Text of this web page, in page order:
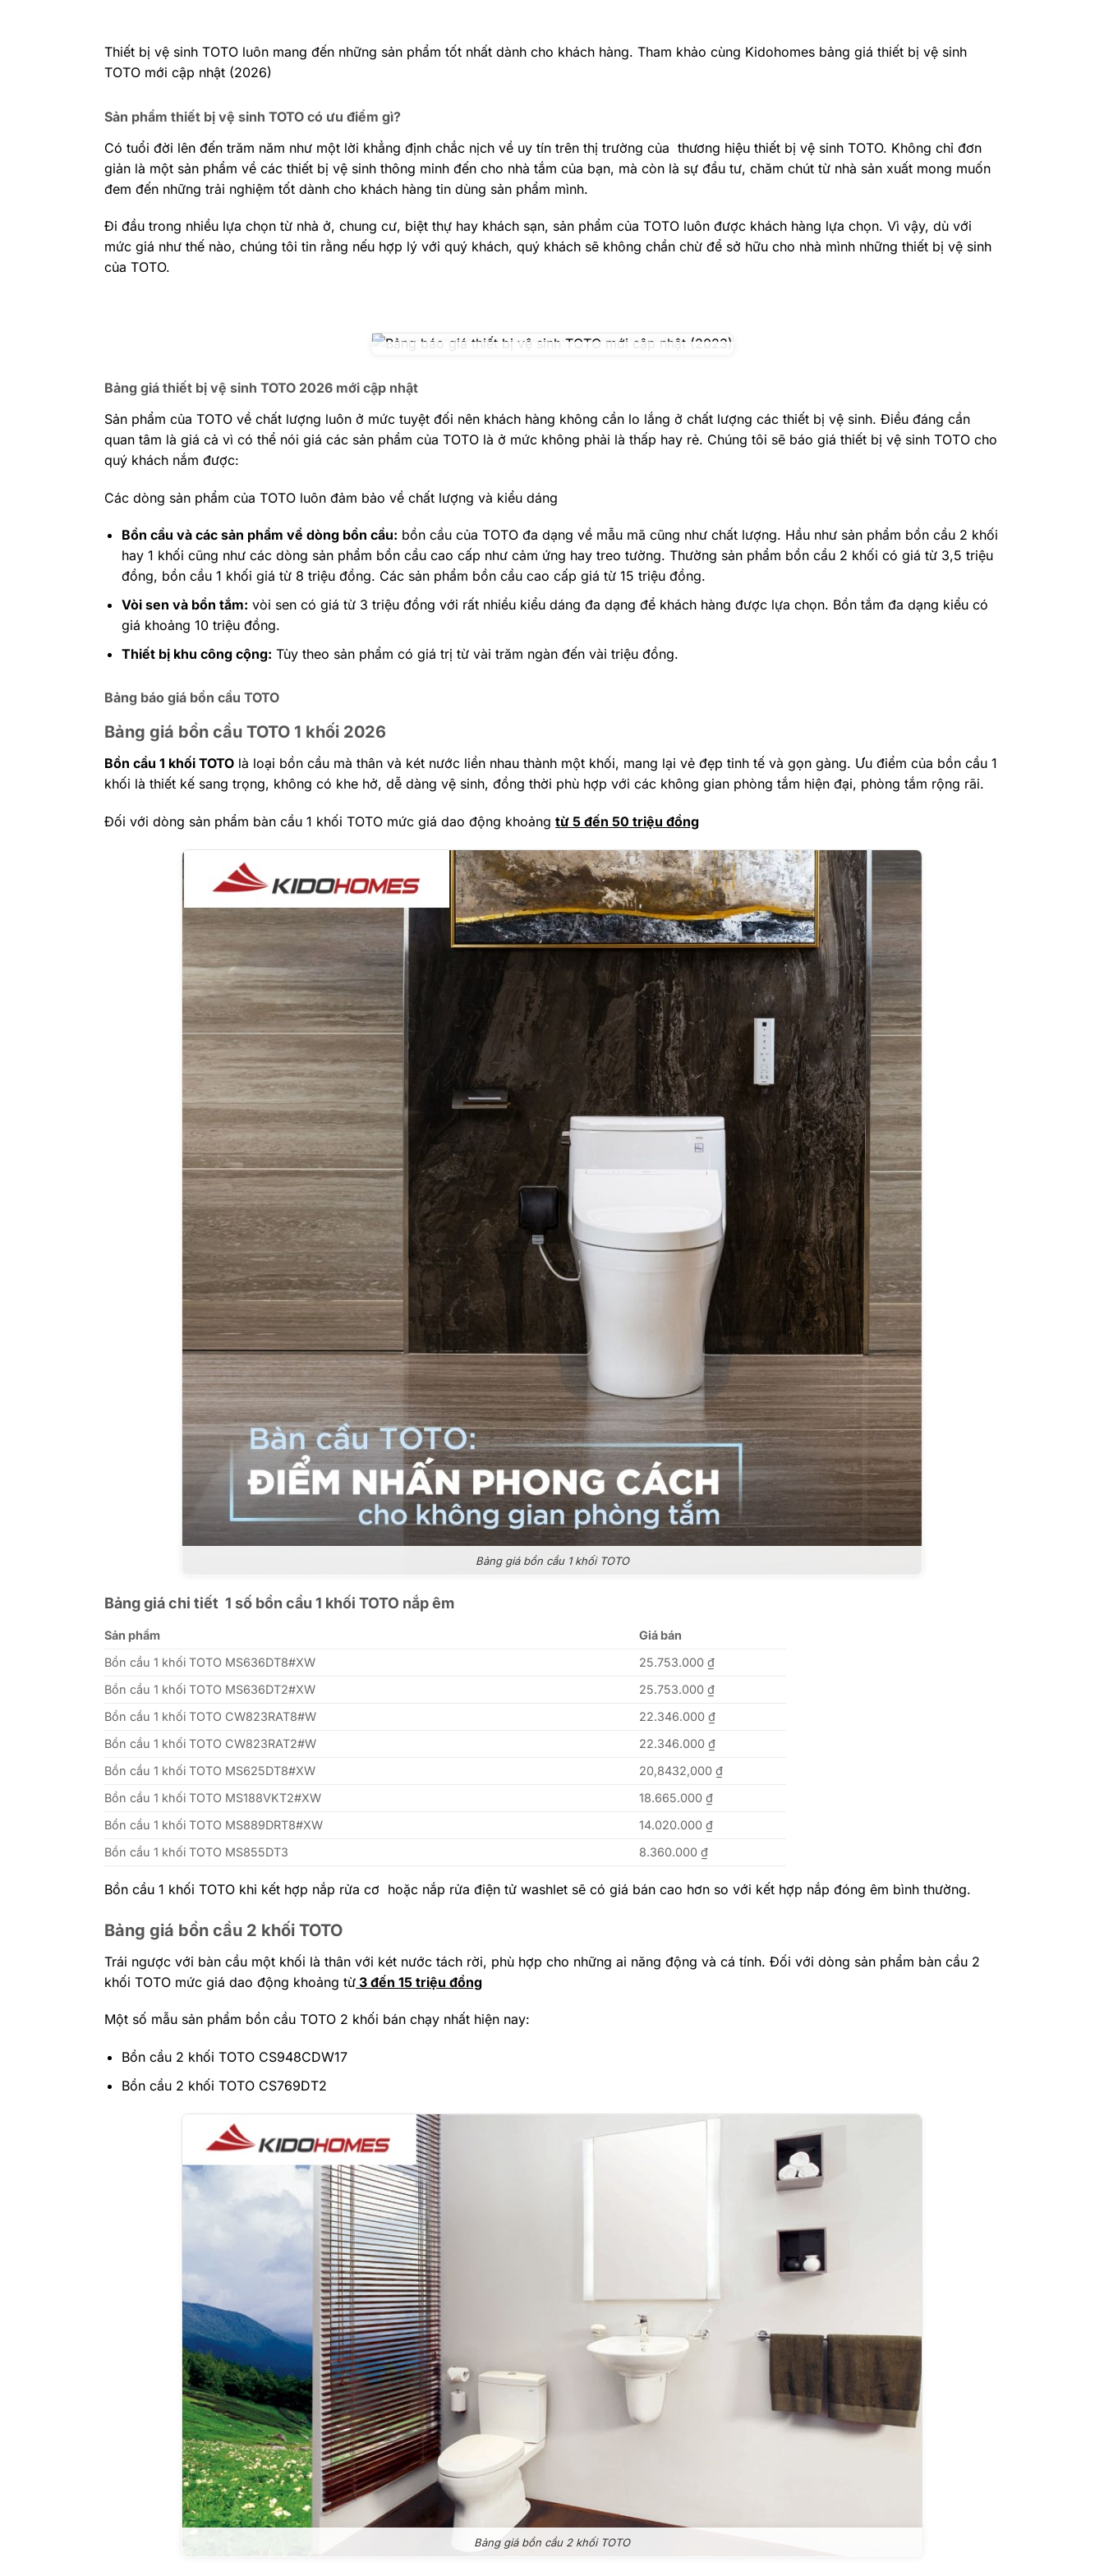
Thiết bị vệ sinh TOTO luôn mang đến những sản phẩm tốt nhất dành cho khách hàng. Tham khảo cùng Kidohomes bảng giá thiết bị vệ sinh
TOTO mới cập nhật (2026)
Sản phẩm thiết bị vệ sinh TOTO có ưu điểm gì?
Có tuổi đời lên đến trăm năm như một lời khẳng định chắc nịch về uy tín trên thị trường của thương hiệu thiết bị vệ sinh TOTO. Không chỉ đơn
giản là một sản phẩm về các thiết bị vệ sinh thông minh đến cho nhà tắm của bạn, mà còn là sự đầu tư, chăm chút từ nhà sản xuất mong muốn
đem đến những trải nghiệm tốt dành cho khách hàng tin dùng sản phẩm mình.
Đi đầu trong nhiều lựa chọn từ nhà ở, chung cư, biệt thự hay khách sạn, sản phẩm của TOTO luôn được khách hàng lựa chọn. Vì vậy, dù với
mức giá như thế nào, chúng tôi tin rằng nếu hợp lý với quý khách, quý khách sẽ không chần chừ để sở hữu cho nhà mình những thiết bị vệ sinh
của TOTO.
Bảng giá thiết bị vệ sinh TOTO 2026 mới cập nhật
Sản phẩm của TOTO về chất lượng luôn ở mức tuyệt đối nên khách hàng không cần lo lắng ở chất lượng các thiết bị vệ sinh. Điều đáng cần
quan tâm là giá cả vì có thể nói giá các sản phẩm của TOTO là ở mức không phải là thấp hay rẻ. Chúng tôi sẽ báo giá thiết bị vệ sinh TOTO cho
quý khách nắm được:
Các dòng sản phẩm của TOTO luôn đảm bảo về chất lượng và kiểu dáng
Bồn cầu và các sản phẩm về dòng bồn cầu: bồn cầu của TOTO đa dạng về mẫu mã cũng như chất lượng. Hầu như sản phẩm bồn cầu 2 khối
hay 1 khối cũng như các dòng sản phẩm bồn cầu cao cấp như cảm ứng hay treo tường. Thường sản phẩm bồn cầu 2 khối có giá từ 3,5 triệu
đồng, bồn cầu 1 khối giá từ 8 triệu đồng. Các sản phẩm bồn cầu cao cấp giá từ 15 triệu đồng.
Vòi sen và bồn tắm: vòi sen có giá từ 3 triệu đồng với rất nhiều kiểu dáng đa dạng để khách hàng được lựa chọn. Bồn tắm đa dạng kiểu có
giá khoảng 10 triệu đồng.
Thiết bị khu công cộng: Tùy theo sản phẩm có giá trị từ vài trăm ngàn đến vài triệu đồng.
Bảng báo giá bồn cầu TOTO
Bảng giá bồn cầu TOTO 1 khối 2026
Bồn cầu 1 khối TOTO là loại bồn cầu mà thân và két nước liền nhau thành một khối, mang lại vẻ đẹp tinh tế và gọn gàng. Ưu điểm của bồn cầu 1
khối là thiết kế sang trọng, không có khe hở, dễ dàng vệ sinh, đồng thời phù hợp với các không gian phòng tắm hiện đại, phòng tắm rộng rãi.
Đối với dòng sản phẩm bàn cầu 1 khối TOTO mức giá dao động khoảng từ 5 đến 50 triệu đồng
Bảng giá bồn cầu 1 khối TOTO
Bảng giá chi tiết 1 số bồn cầu 1 khối TOTO nắp êm
Sản phẩm
Giá bán
Bồn cầu 1 khối TOTO MS636DT8#XW
25.753.000₫
Bồn cầu 1 khối TOTO MS636DT2#XW
25.753.000₫
Bồn cầu 1 khối TOTO CW823RAT8#W
22.346.000₫
Bồn cầu 1 khối TOTO CW823RAT2#W
22.346.000₫
Bồn cầu 1 khối TOTO MS625DT8#XW
20,8432,000₫
Bồn cầu 1 khối TOTO MS188VKT2#XW
18.665.000₫
Bồn cầu 1 khối TOTO MS889DRT8#XW
14.020.000₫
Bồn cầu 1 khối TOTO MS855DT3
8.360.000₫
Bồn cầu 1 khối TOTO khi kết hợp nắp rửa cơ hoặc nắp rửa điện tử washlet sẽ có giá bán cao hơn so với kết hợp nắp đóng êm bình thường.
Bảng giá bồn cầu 2 khối TOTO
Trái ngược với bàn cầu một khối là thân với két nước tách rời, phù hợp cho những ai năng động và cá tính. Đối với dòng sản phẩm bàn cầu 2
khối TOTO mức giá dao động khoảng từ 3 đến 15 triệu đồng
Một số mẫu sản phẩm bồn cầu TOTO 2 khối bán chạy nhất hiện nay:
Bồn cầu 2 khối TOTO CS948CDW17
Bồn cầu 2 khối TOTO CS769DT2
Bảng giá bồn cầu 2 khối TOTO